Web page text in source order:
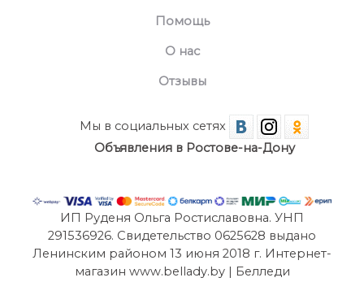
Помощь
О нас
Отзывы
Мы в социальных сетях
Объявления в Ростове-на-Дону
ИП Руденя Ольга Ростиславовна. УНП
291536926. Свидетельство 0625628 выдано
Ленинским районом 13 июня 2018 г. Интернет-
магазин www.bellady.by | Белледи